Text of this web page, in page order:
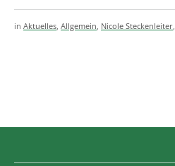
in Aktuelles, Allgemein, Nicole Steckenleiter,